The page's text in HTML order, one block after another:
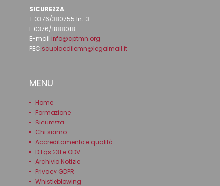
SICUREZZA
T 0376/380755 Int. 3
F 0376/1888018
E-mail info@cptmn.org
PEC scuolaedilemn@legalmail.it
MENU
Home
Formazione
Sicurezza
Chi siamo
Accreditamento e qualità
D.Lgs 231 e ODV
Archivio Notizie
Privacy GDPR
Whistleblowing